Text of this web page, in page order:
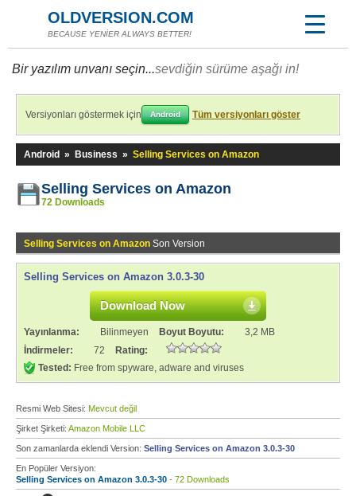
OLDVERSION.COM
BECAUSE YENİER ALWAYS BETTER!
Bir yazılım unvanı seçin...sevdiğin sürüme aşağı in!
Versiyonları göstermek için Android Tüm versiyonları göster
Android » Business » Selling Services on Amazon
Selling Services on Amazon
72 Downloads
Selling Services on Amazon Son Version
Selling Services on Amazon 3.0.3-30
Download Now
Yayınlanma: Bilinmeyen Boyut Boyutu:
3,2 MB
İndirmeler:
72
Rating:
Tested: Free from spyware, adware and viruses
Resmi Web Sitesi: Mevcut değil
Şirket Şirketi: Amazon Mobile LLC
Son zamanlarda eklendi Version: Selling Services on Amazon 3.0.3-30
En Popüler Versiyon:
Selling Services on Amazon 3.0.3-30 - 72 Downloads